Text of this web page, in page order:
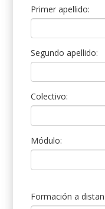
Primer apellido:
Segundo apellido:
Colectivo:
Módulo:
Formación a